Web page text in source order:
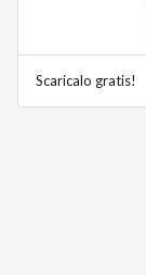
Scaricalo gratis!